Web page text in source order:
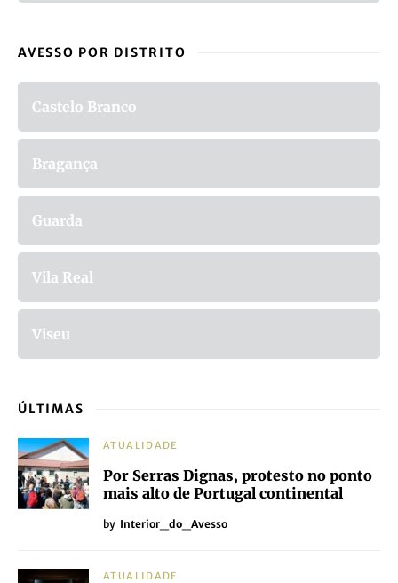
AVESSO POR DISTRITO
Castelo Branco
Bragança
Guarda
Vila Real
Viseu
ÚLTIMAS
ATUALIDADE
Por Serras Dignas, protesto no ponto
mais alto de Portugal continental
by Interior_do_Avesso
ATUALIDADE